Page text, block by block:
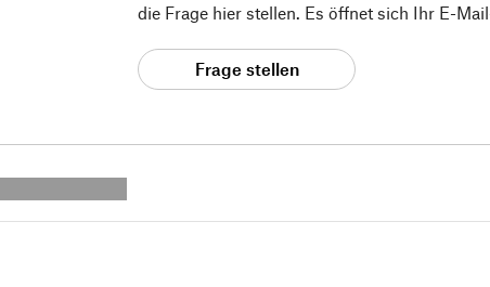
die Frage hier stellen. Es öffnet sich Ihr E-
Frage stellen